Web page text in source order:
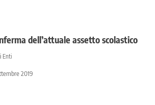
dell’attuale assetto scolastico
Enti
2019